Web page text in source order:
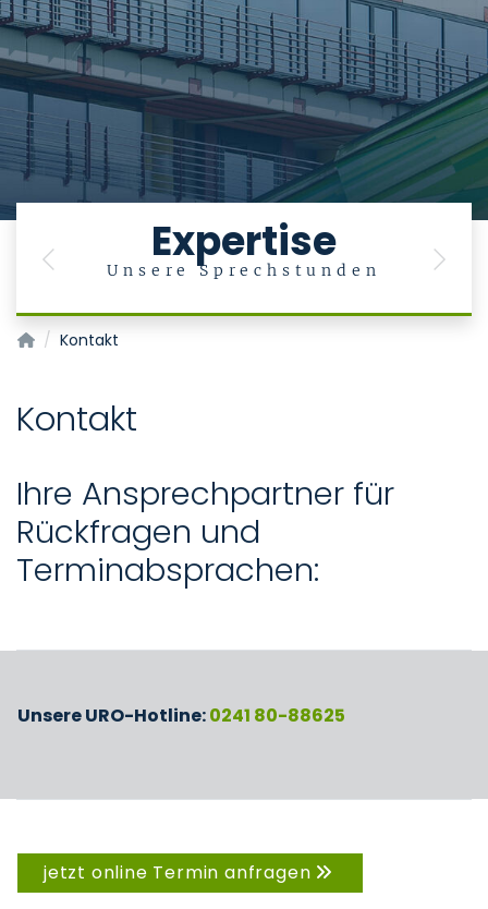
Expertise
Unsere Sprechstunden
Previous Next
Klinik für Urologie und Kinderurologie
Kontakt
Kontakt
Ihre Ansprechpartner für
Rückfragen und
Terminabsprachen:
Unsere URO-Hotline:0241 80-88625
jetzt online Termin anfragen